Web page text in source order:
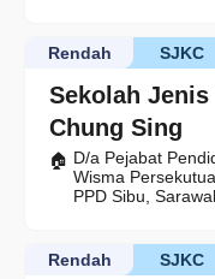
Sekolah
Chung Sing
SJKC
Rendah
D/a Pejabat
Wisma
PPD Sibu,
SJKC
Rendah